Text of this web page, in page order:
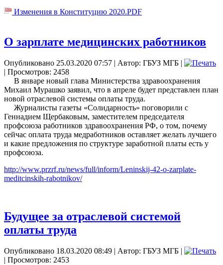
Изменения в Конституцию 2020.PDF
О зарплате медицинских работников
Опубликовано 25.03.2020 07:57 | Автор: ГБУЗ МГБ |
| Просмотров: 2458
В январе новый глава Министерства здравоохранения
Михаил Мурашко заявил, что в апреле будет представлен план
новой отраслевой системы оплаты труда.
Журналисты газеты «Солидарность» поговорили с
Геннадием Щербаковым, заместителем председателя
профсоюза работников здравоохранения РФ, о том, почему
сейчас оплата труда медработников оставляет желать лучшего
и какие предложения по структуре заработной платы есть у
профсоюза.
http://www.przrf.ru/news/full/inform/Leninskij-42-o-zarplate-
meditcinskih-rabotnikov/
Будущее за отраслевой системой
оплаты труда
Опубликовано 18.03.2020 08:49 | Автор: ГБУЗ МГБ |
| Просмотров: 2453